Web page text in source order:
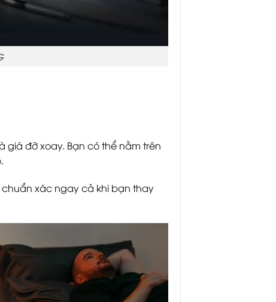
đỡ xoay. Bạn có thể nằm trên
xác ngay cả khi bạn thay